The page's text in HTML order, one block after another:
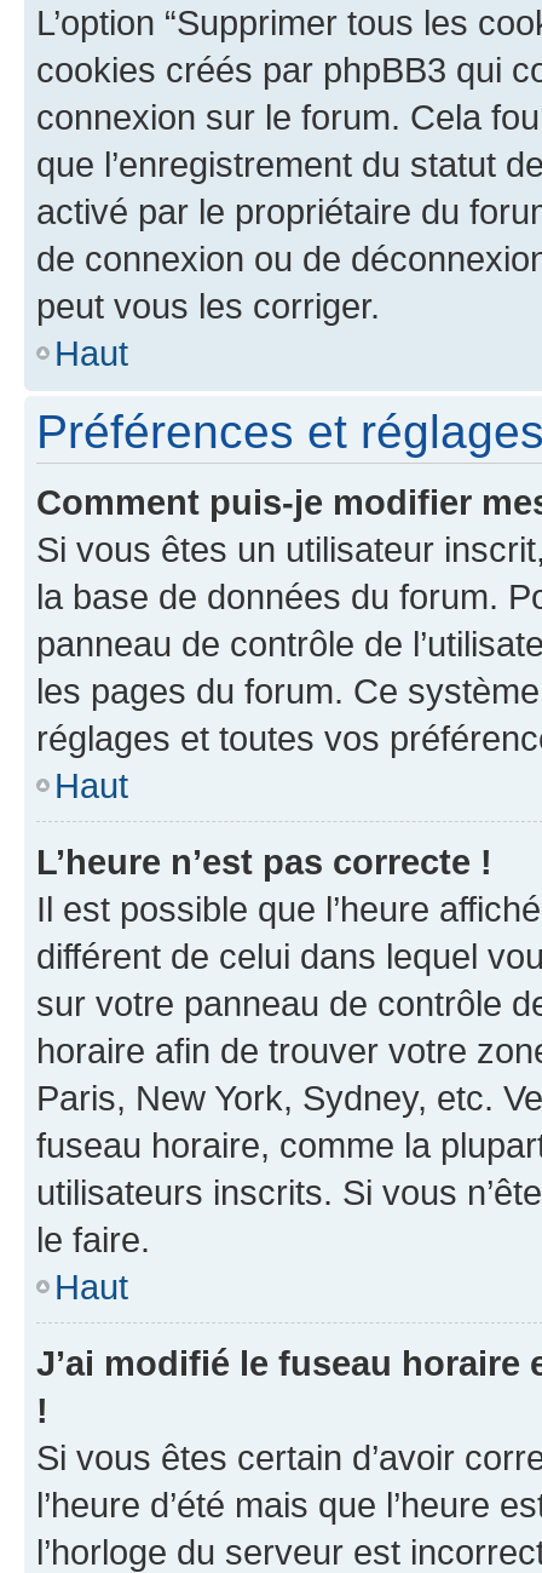
L’option “Supprimer tous les
cookies créés par phpBB3 qui
connexion sur le forum. Cela
que l’enregistrement du statut
activé par le propriétaire du
de connexion ou de
peut vous les corriger.
Haut
Préférences et
Comment puis-je modifier
Si vous êtes un utilisateur
la base de données du forum.
panneau de contrôle de
les pages du forum. Ce
réglages et toutes vos
Haut
L’heure n’est pas correcte !
Il est possible que l’heure
différent de celui dans lequel
sur votre panneau de contrôle
horaire afin de trouver votre
Paris, New York, Sydney, etc.
fuseau horaire, comme la
utilisateurs inscrits. Si vous
le faire.
Haut
J’ai modifié le fuseau horaire
!
Si vous êtes certain d’avoir
l’heure d’été mais que l’heure
l’horloge du serveur est